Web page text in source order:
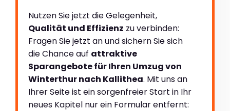
Nutzen Sie jetzt die Gelegenheit,
Qualität und Effizienz zu verbinden:
Fragen Sie jetzt an und sichern Sie sich
die Chance auf attraktive
Sparangebote für Ihren Umzug von
Winterthur nach Kallithea. Mit uns an
Ihrer Seite ist ein sorgenfreier Start in Ihr
neues Kapitel nur ein Formular entfernt: